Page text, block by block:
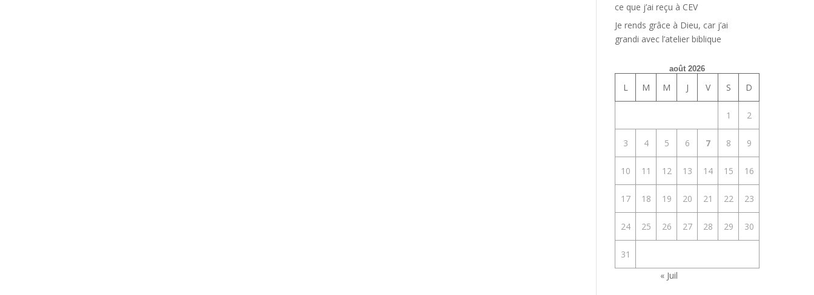
ce que j’ai reçu à CEV
Je rends grâce à Dieu, car j’ai
grandi avec l’atelier biblique
août 2026
L M M J V S D
1 2
3 4 5 6 7 8 9
10 11 12 13 14 15 16
17 18 19 20 21 22 23
24 25 26 27 28 29 30
31
« Juil